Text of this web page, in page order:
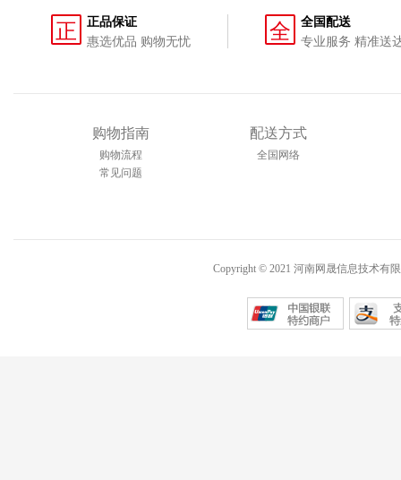
正
正品保证
惠选优品 购物无忧
全
全国配送
专业服务 精准送
购物指南
购物流程
常见问题
配送方式
全国网络
Copyright © 2021 河南网晟信息技术有